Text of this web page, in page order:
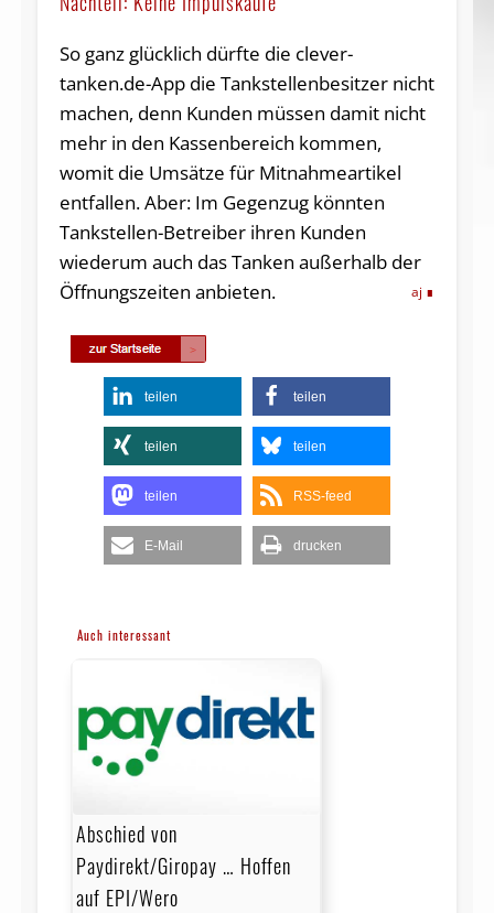
So ganz glücklich dürfte die clever-
tanken.de-App die Tankstellenbesitzer nicht
machen, denn Kunden müssen damit nicht
mehr in den Kassenbereich kommen,
womit die Umsätze für Mitnahmeartikel
entfallen. Aber: Im Gegenzug könnten
Tankstellen-Betreiber ihren Kunden
wiederum auch das Tanken außerhalb der
Öffnungszeiten anbieten.
aj
teilen teilen
teilen teilen
teilen RSS-feed
E-Mail drucken
Auch interessant
Abschied von
Paydirekt/Giropay … Hoffen
auf EPI/Wero